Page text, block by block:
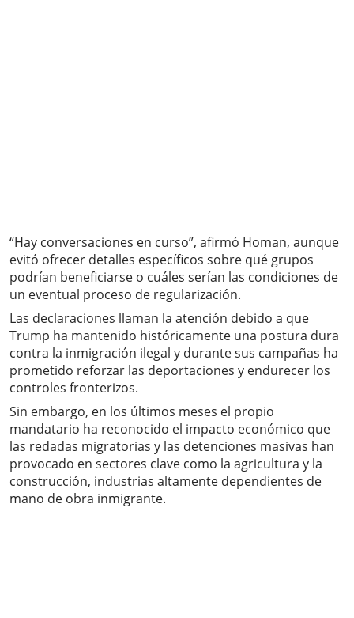
“Hay conversaciones en curso”, afirmó Homan, aunque
evitó ofrecer detalles específicos sobre qué grupos
podrían beneficiarse o cuáles serían las condiciones de
un eventual proceso de regularización.
Las declaraciones llaman la atención debido a que
Trump ha mantenido históricamente una postura dura
contra la inmigración ilegal y durante sus campañas ha
prometido reforzar las deportaciones y endurecer los
controles fronterizos.
Sin embargo, en los últimos meses el propio
mandatario ha reconocido el impacto económico que
las redadas migratorias y las detenciones masivas han
provocado en sectores clave como la agricultura y la
construcción, industrias altamente dependientes de
mano de obra inmigrante.